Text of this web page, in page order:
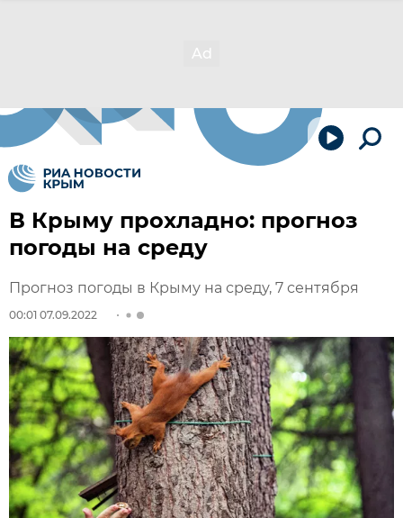
В Крыму прохладно: прогноз
погоды на среду
Прогноз погоды в Крыму на среду, 7 сентября
00:01 07.09.2022